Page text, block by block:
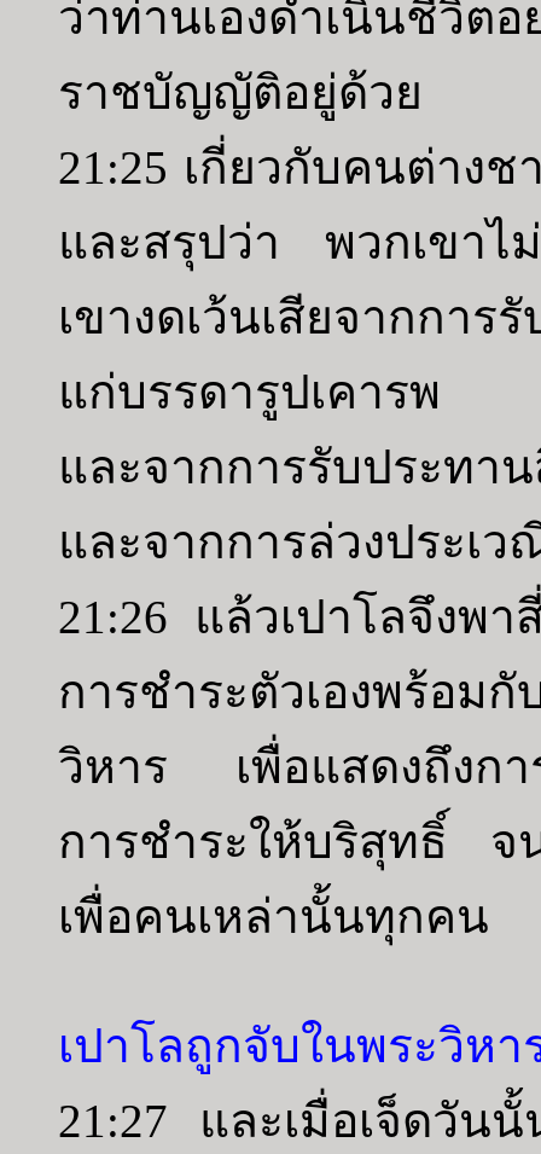
ว่าท่านเองดำเนินชีวิต
ราชบัญญัติอยู่ด้วย
21:25 เกี่ยวกับคนต่างช
และสรุปว่า พวกเขาไ
เขางดเว้นเสียจากกา
แก่บรรดารูปเคารพ
และจากการรับประทา
และจากการล่วงประเว
21:26 แล้วเปาโลจึงพ
การชำระตัวเองพร้อ
วิหาร เพื่อแสดงถึงกา
การชำระให้บริสุทธิ์ จ
เพื่อคนเหล่านั้นทุกคน
เปาโลถูกจับในพระวิห
21:27 และเมื่อเจ็ดวัน